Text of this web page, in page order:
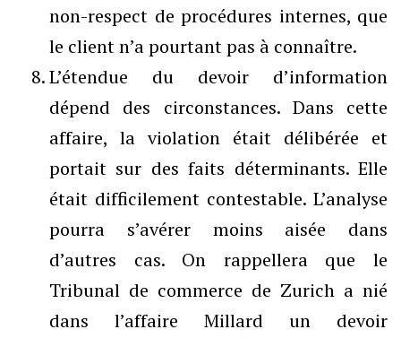
non-respect de procédures internes, que
le client n’a pourtant pas à connaître.
L’étendue du devoir d’information
dépend des circonstances. Dans cette
affaire, la violation était délibérée et
portait sur des faits déterminants. Elle
était difficilement contestable. L’analyse
pourra s’avérer moins aisée dans
d’autres cas. On rappellera que le
Tribunal de commerce de Zurich a nié
dans l’affaire Millard un devoir